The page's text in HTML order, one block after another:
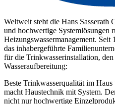
Weltweit steht die Hans
und hochwertige Systemlösungen
Heizungswassermanagement.
das inhabergeführte
für die Trinkwasserinstallation,
Wasseraufbereitung:
Beste Trinkwasserqualität im
macht Haustechnik mit System.
nicht nur hochwertige